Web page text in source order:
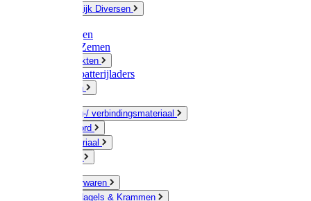
Huishoudelijk Diversen
Zaksluitingen
Sponzen / Zemen
Zeepprodukten
Batterij & batterijladers
Zaklampen
Verpakking-/ verbindingsmateriaal
Touw / Koord
Afdekmateriaal
Kleine ijzerwaren
Spijkers, Nagels & Krammen